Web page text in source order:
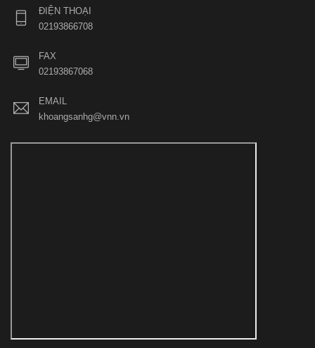
ĐIỆN THOẠI
02193866708
FAX
02193867068
EMAIL
khoangsanhg@vnn.vn